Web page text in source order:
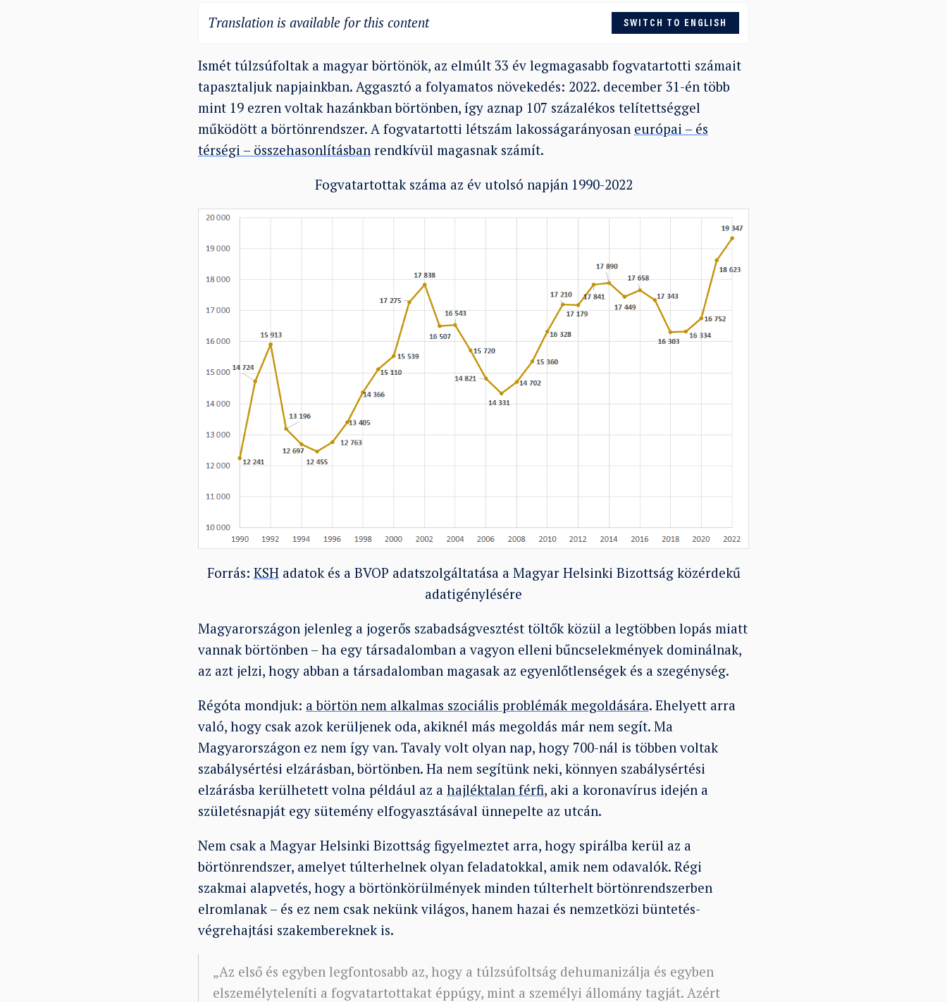
Translation is available for this content SWITCH TO ENGLISH
Ismét túlzsúfoltak a magyar börtönök, az elmúlt 33 év legmagasabb fogvatartotti számait
tapasztaljuk napjainkban. Aggasztó a folyamatos növekedés: 2022. december 31-én több
mint 19 ezren voltak hazánkban börtönben, így aznap 107 százalékos telítettséggel
működött a börtönrendszer. A fogvatartotti létszám lakosságarányosan európai – és
térségi – összehasonlításbanrendkívül magasnak számít.
Fogvatartottak száma az év utolsó napján 1990-2022
Forrás: KSHadatok és a BVOP adatszolgáltatása a Magyar Helsinki Bizottság közérdekű
adatigénylésére
Magyarországon jelenleg a jogerős szabadságvesztést töltők közül a legtöbben lopás miatt
vannak börtönben – ha egy társadalomban a vagyon elleni bűncselekmények dominálnak,
az azt jelzi, hogy abban a társadalomban magasak az egyenlőtlenségek és a szegénység.
Régóta mondjuk: a börtön nem alkalmas szociális problémák megoldására. Ehelyett arra
való, hogy csak azok kerüljenek oda, akiknél más megoldás már nem segít. Ma
Magyarországon ez nem így van. Tavaly volt olyan nap, hogy 700-nál is többen voltak
szabálysértési elzárásban, börtönben. Ha nem segítünk neki, könnyen szabálysértési
elzárásba kerülhetett volna például az a hajléktalan férfi, aki a koronavírus idején a
születésnapját egy sütemény elfogyasztásával ünnepelte az utcán.
Nem csak a Magyar Helsinki Bizottság figyelmeztet arra, hogy spirálba kerül az a
börtönrendszer, amelyet túlterhelnek olyan feladatokkal, amik nem odavalók. Régi
szakmai alapvetés, hogy a börtönkörülmények minden túlterhelt börtönrendszerben
elromlanak – és ez nem csak nekünk világos, hanem hazai és nemzetközi büntetés-
végrehajtási szakembereknek is.
„Az első és egyben legfontosabb az, hogy a túlzsúfoltság dehumanizálja és egyben
elszemélyteleníti a fogvatartottakat éppúgy, mint a személyi állomány tagját. Azért